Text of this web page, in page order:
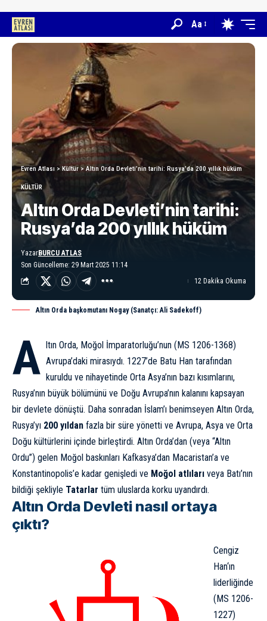
Aa
Evren Atlası > Kültür>Altın Orda Devleti’nin tarihi: Rusya’da 200 yıllık hüküm
KÜLTÜR
Altın Orda Devleti’nin tarihi:
Rusya’da 200 yıllık hüküm
Son Güncelleme: 29 Mart 2025 11:14
YazarBURCU ATLAS
12 Dakika Okuma
Altın Orda başkomutanı Nogay (Sanatçı: Ali Sadekoff)
A ltın Orda, Moğol İmparatorluğu’nun (MS 1206-1368)
Avrupa’daki mirasıydı. 1227’de Batu Han tarafından
kuruldu ve nihayetinde Orta Asya’nın bazı kısımlarını,
Rusya’nın büyük bölümünü ve Doğu Avrupa’nın kalanını kapsayan
bir devlete dönüştü. Daha sonradan İslam’ı benimseyen Altın Orda,
Rusya’yı 200 yıldan fazla bir süre yönetti ve Avrupa, Asya ve Orta
Doğu kültürlerini içinde birleştirdi. Altın Orda’dan (veya “Altın
Ordu”) gelen Moğol baskınları Kafkasya’dan Macaristan’a ve
Konstantinopolis’e kadar genişledi ve Moğol atlıları veya Batı’nın
bildiği şekliyle Tatarlar tüm uluslarda korku uyandırdı.
Altın Orda Devleti nasıl ortaya
çıktı?
Cengiz
Han‘ın
liderliğinde
(MS 1206-
1227)